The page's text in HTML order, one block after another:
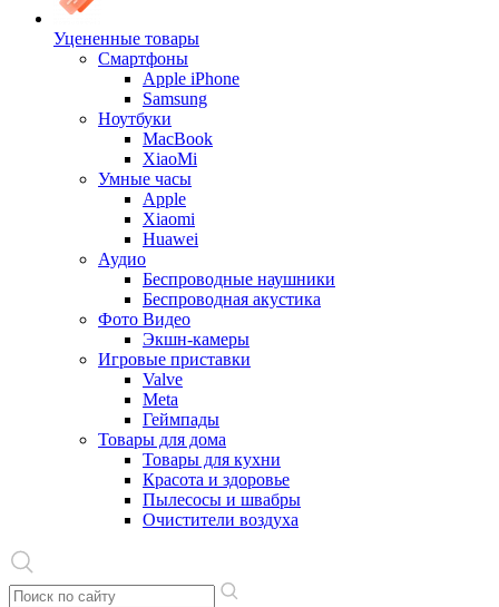
Уцененные товары
Cмартфоны
Apple iPhone
Samsung
Ноутбуки
MacBook
XiaoMi
Умные часы
Apple
Xiaomi
Huawei
Аудио
Беспроводные наушники
Беспроводная акустика
Фото Видео
Экшн-камеры
Игровые приставки
Valve
Meta
Геймпады
Товары для дома
Товары для кухни
Красота и здоровье
Пылесосы и швабры
Очистители воздуха